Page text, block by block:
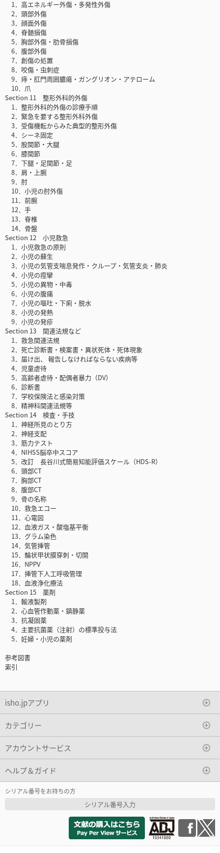
1．高エネルギー外傷・多発性外傷
2．頭部外傷
3．顔面外傷
4．脊髄損傷
5．胸部外傷・肋骨損傷
6．腹部外傷
7．創傷の処置
8．咬傷・虫刺症
9．痔・肛門周囲膿瘍・ガングリオン・アテローム
10．爪
Section 11 整形外科的外傷
1．整形外科的外傷の診療手順
2．緊急を要する整形外科外傷
3．受傷機転からみた典型的整形外傷
4．シーネ固定
5．股関節・大腿
6．膝関節
7．下腿・足関節・足
8．肩・上腕
9．肘
10．小児の肘外傷
11．前腕
12．手
13．脊椎
14．骨盤
Section 12 小児救急
1．小児救急の原則
2．小児の蘇生
3．小児の気管支喘息発作・クループ・気管支炎・肺炎
4．小児の痙攣
5．小児の異物・中毒
6．小児の腹痛
7．小児の嘔吐・下痢・脱水
8．小児の発熱
9．小児の発疹
Section 13 関連法規など
1．救急関連法規
2．死亡診断書・検案書・異状死体・死体現象
3．届け出、 報告しなければならない疾病等
4．児童虐待
5．高齢者虐待・配偶者暴力（DV）
6．診断書
7．学校保険法と感染対策
8．精神科関連法規等
Section 14 検査・手技
1．神経所見のとり方
2．神経支配
3．筋力テスト
4．NIHSS脳卒中スコア
5．改訂 長谷川式簡易知能評価スケール（HDS-R）
6．頭部CT
7．胸部CT
8．腹部CT
9．骨の名称
10．救急エコー
11．心電図
12．血液ガス・酸塩基平衡
13．グラム染色
14．気管挿管
15．輪状甲状膜穿刺・切開
16．NPPV
17．挿管下人工呼吸管理
18．血液浄化療法
Section 15 薬剤
1．輸液製剤
2．心血管作動薬・鎮静薬
3．抗凝固薬
4．主要抗菌薬（注射）の標準投与法
5．妊婦・小児の薬剤
参考図書
索引
isho.jpアプリ
カテゴリー
アカウントサービス
ヘルプ＆ガイド
シリアル番号をお持ちの方
シリアル番号入力